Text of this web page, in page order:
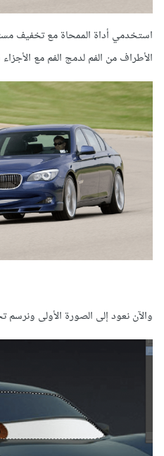
استخدمي أداة الممحاة مع تخفيف
الأطراف من الفم لدمج الفم مع
والآن نعود إلى الصورة الأولى ونرسم